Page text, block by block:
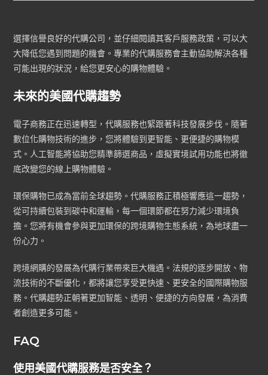
選擇信譽良好的代購公司，並仔細閱讀其客戶服務政策，可以大
大降低您遇到問題的機會。專業的代購服務會主動協助解決各種
可能出現的狀況，給您更安心的購物體驗。
未來的美國代購趨勢
電子商務正在迅速轉型，代購服務也緊跟著科技發展步伐。隨著
數位化購物技術的進步，您將體驗到更智能、更便捷的購物模
式。人工智能將協助您精準篩選商品，虛擬實境試用功能也將徹
底改變您的線上購物體驗。
環保購物已成為當前全球趨勢。代購服務正積極響應這一趨勢，
從可持續包裝到碳中和運輸，每一個環節都在努力減少環境負
擔。您將有機會參與更加環保的跨境購物生態系統，為地球盡一
份心力。
跨境網購的發展為代購行業帶來巨大機遇。法規的逐步開放、物
流技術的不斷優化，都將讓您享受更快速、更安全的國際購物服
務。代購趨勢正朝著更加智能、透明、便捷的方向發展，為消費
者創造更多可能。
FAQ
使用美國代購服務是否安全？